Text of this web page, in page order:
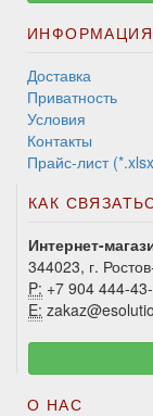
ИНФОРМАЦИЯ
Доставка
Приватность
Условия
Контакты
Прайс-лист
КАК
Интернет-
344023, г.
P: +7 904 444-
E:
О НАС